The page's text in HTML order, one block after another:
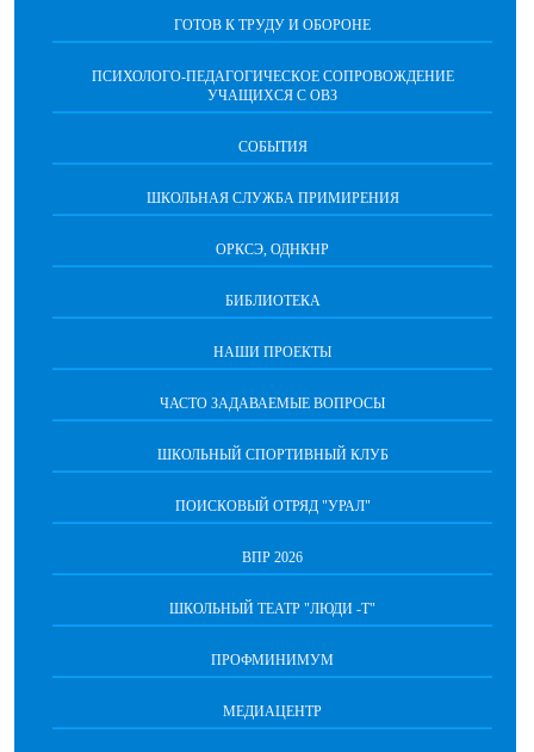
ГОТОВ К ТРУДУ И ОБОРОНЕ
ПСИХОЛОГО-ПЕДАГОГИЧЕСКОЕ СОПРОВОЖДЕНИЕ
УЧАЩИХСЯ С ОВЗ
СОБЫТИЯ
ШКОЛЬНАЯ СЛУЖБА ПРИМИРЕНИЯ
ОРКСЭ, ОДНКНР
БИБЛИОТЕКА
НАШИ ПРОЕКТЫ
ЧАСТО ЗАДАВАЕМЫЕ ВОПРОСЫ
ШКОЛЬНЫЙ СПОРТИВНЫЙ КЛУБ
ПОИСКОВЫЙ ОТРЯД "УРАЛ"
ВПР 2026
ШКОЛЬНЫЙ ТЕАТР "ЛЮДИ -Т"
ПРОФМИНИМУМ
МЕДИАЦЕНТР